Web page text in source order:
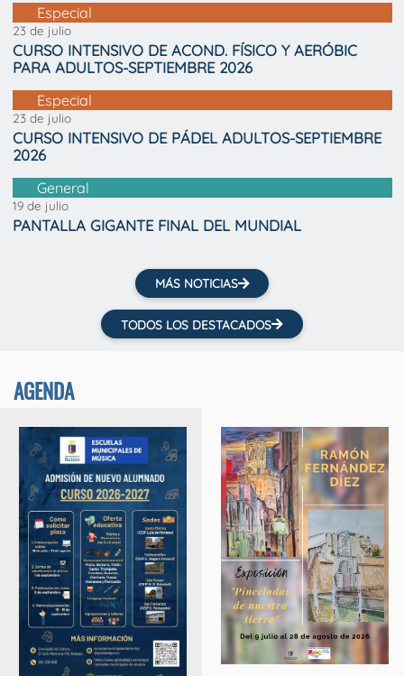
Especial
23 de julio
CURSO INTENSIVO DE ACOND. FÍSICO Y AERÓBIC
PARA ADULTOS-SEPTIEMBRE 2026
Especial
23 de julio
CURSO INTENSIVO DE PÁDEL ADULTOS-SEPTIEMBRE
2026
General
19 de julio
PANTALLA GIGANTE FINAL DEL MUNDIAL
MÁS NOTICIAS
TODOS LOS DESTACADOS
AGENDA